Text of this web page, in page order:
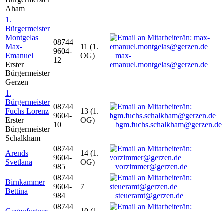
Aham
1.
Bürgermeister
Montgelas
Max-
Emanuel
Erster
Bürgermeister
Gerzen
08744
9604-
12
11 (1.
OG)
max-
emanuel.montgelas@gerzen.de
1.
Bürgermeister
Fuchs Lorenz
Erster
Bürgermeister
Schalkham
08744
9604-
10
13 (1.
OG)
bgm.fuchs.schalkham@gerzen.de
Arends
Svetlana
08744
9604-
985
14 (1.
OG)
vorzimmer@gerzen.de
Birnkammer
Bettina
08744
9604-
984
7
steueramt@gerzen.de
08744